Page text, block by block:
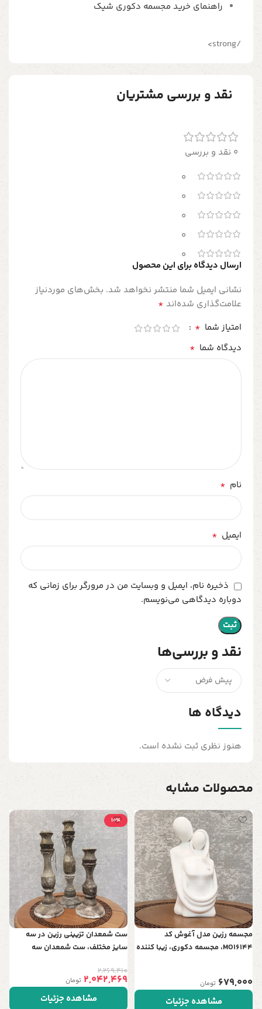
راهنمای خرید مجسمه دکوری شیک
/strong>
نقد و بررسی مشتریان
0 نقد و بررسی
0
0
0
0
0
نقد و بررسی‌ها
دیدگاه ها
هنوز نظری ثبت نشده است.
ارسال دیدگاه برای این محصول
نشانی ایمیل شما منتشر نخواهد شد. بخش‌های موردنیاز
علامت‌گذاری شده‌اند *
امتیاز شما *
دیدگاه شما *
نام *
ایمیل *
ذخیره نام، ایمیل و وبسایت من در مرورگر برای زمانی که
دوباره دیدگاهی می‌نویسم.
محصولات مشابه
مجسمه رزین مدل آغوش کد
MO16144، مجسمه دکوری، زیبا کننده
679,000 تومان
مشاهده جزئیات
10٪
ست شمعدان تزیینی رزین در سه
سایز مختلف، ست شمعدان سه
به عنوان وسیله تزیینی حتی بدون
شمع
2,269,410
2,042,469 تومان
مشاهده جزئیات